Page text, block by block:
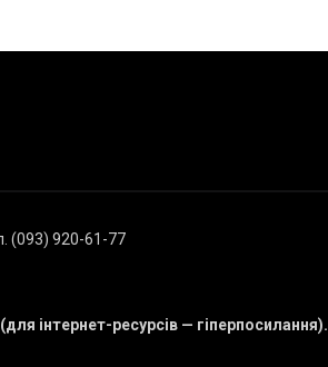
(093) 920-61-77
інтернет-ресурсів — гіперпосилання).